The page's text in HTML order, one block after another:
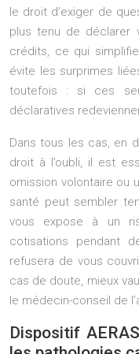
le droit d’exiger de
plus tenu de déclarer
crédits, ce qui
évite les surprimes
toutefois : si ces
déclaratives
Dans tous les cas, en
droit à l’oubli, il est
omission volontaire ou
santé peut sembler
vous expose à un
cotisations pendant
refusera de vous
cas de doute, mieux
le médecin-conseil de
Dispositif